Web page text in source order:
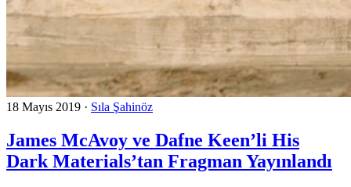
18 Mayıs 2019 · Sıla Şahinöz
James McAvoy ve Dafne Keen’li His
Dark Materials’tan Fragman Yayınlandı